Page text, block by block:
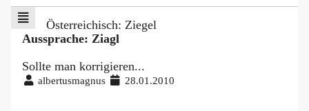
Österreichisch: Ziegel
Aussprache: Ziagl
Sollte man korrigieren...
albertusmagnus 28.01.2010